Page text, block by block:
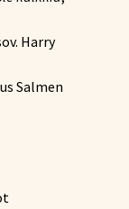
Harry
Salmen